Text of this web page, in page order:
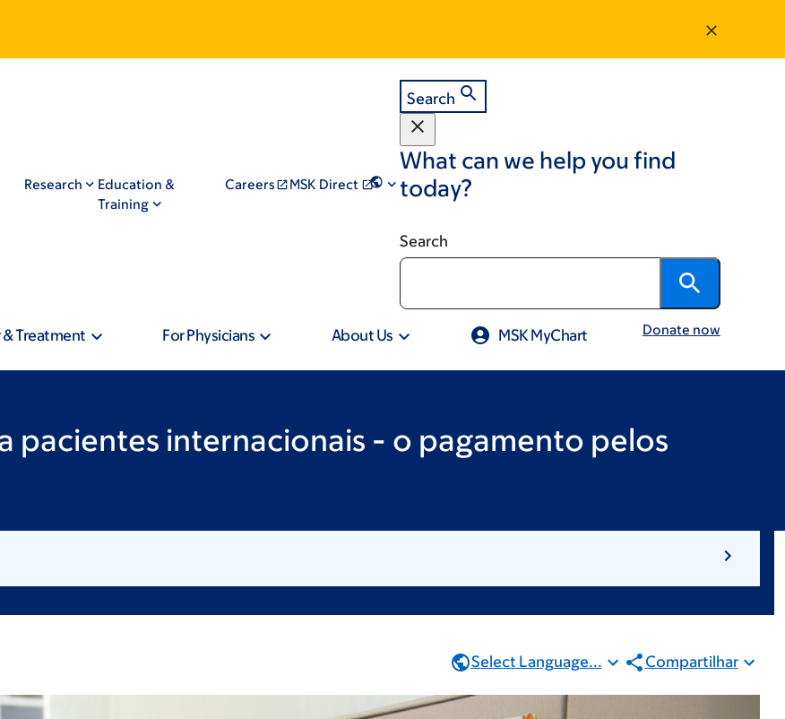
Research
Education &
Training
Careers MSK Direct
Search
What can we help you find
today?
Search
Treatment For Physicians About Us MSK MyChart Donate now
pacientes internacionais - o pagamento pelos
Select Language... Compartilhar